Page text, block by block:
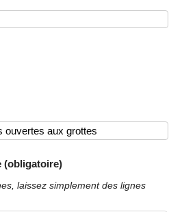
(obligatoire)
laissez simplement des lignes